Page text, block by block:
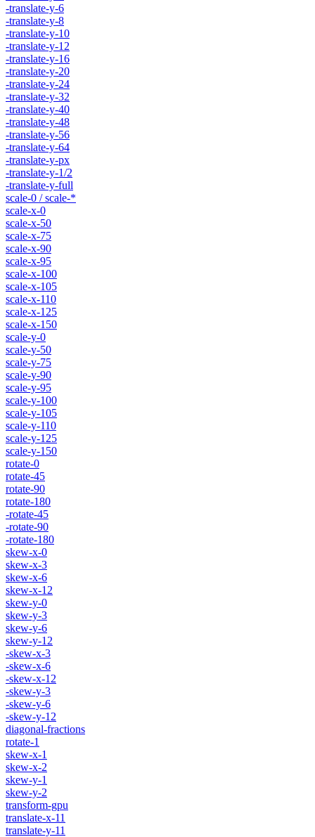
-translate-y-6
-translate-y-8
-translate-y-10
-translate-y-12
-translate-y-16
-translate-y-20
-translate-y-24
-translate-y-32
-translate-y-40
-translate-y-48
-translate-y-56
-translate-y-64
-translate-y-px
-translate-y-1/2
-translate-y-full
scale-0 / scale-*
scale-x-0
scale-x-50
scale-x-75
scale-x-90
scale-x-95
scale-x-100
scale-x-105
scale-x-110
scale-x-125
scale-x-150
scale-y-0
scale-y-50
scale-y-75
scale-y-90
scale-y-95
scale-y-100
scale-y-105
scale-y-110
scale-y-125
scale-y-150
rotate-0
rotate-45
rotate-90
rotate-180
-rotate-45
-rotate-90
-rotate-180
skew-x-0
skew-x-3
skew-x-6
skew-x-12
skew-y-0
skew-y-3
skew-y-6
skew-y-12
-skew-x-3
-skew-x-6
-skew-x-12
-skew-y-3
-skew-y-6
-skew-y-12
diagonal-fractions
rotate-1
skew-x-1
skew-x-2
skew-y-1
skew-y-2
transform-gpu
translate-x-11
translate-y-11